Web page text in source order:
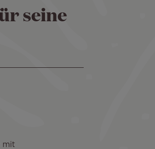
seine
mit